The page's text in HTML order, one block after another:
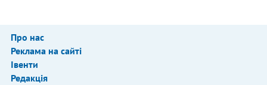
Про нас
Реклама на сайті
Івенти
Редакція